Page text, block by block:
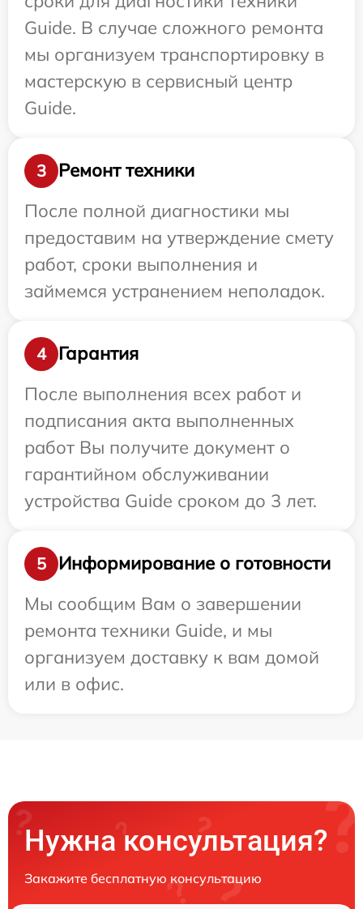
Guide. В случае сложного ремонта
мы организуем транспортировку в
мастерскую в сервисный центр
Guide.
3
Ремонт техники
После полной диагностики мы
предоставим на утверждение смету
работ, сроки выполнения и
займемся устранением неполадок.
4
Гарантия
После выполнения всех работ и
подписания акта выполненных
работ Вы получите документ о
гарантийном обслуживании
устройства Guide сроком до 3 лет.
5
Информирование о готовности
Мы сообщим Вам о завершении
ремонта техники Guide, и мы
организуем доставку к вам домой
или в офис.
Нужна консультация?
Закажите бесплатную консультацию